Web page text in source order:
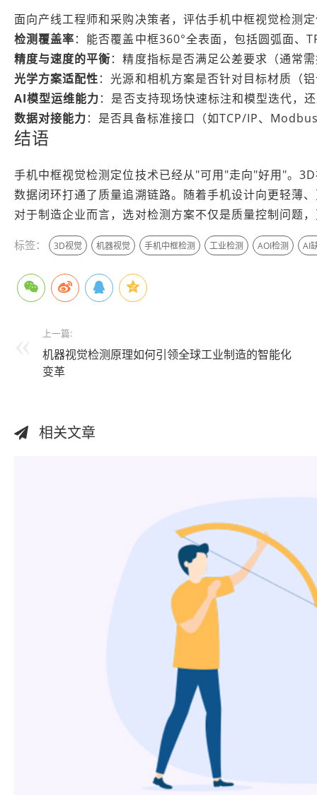
面向产线工程师和采购决策者，评估手机中框视觉检测
检测覆盖率：能否覆盖中框360°全表面，包括圆弧面、
精度与速度的平衡：精度指标是否满足公差要求（通常
光学方案适配性：光源和相机方案是否针对目标材质（
AI模型运维能力：是否支持现场快速标注和模型迭代，
数据对接能力：是否具备标准接口（如TCP/IP、
结语
手机中框视觉检测定位技术已经从"可用"走向"好用"。
数据闭环打通了质量追溯链路。随着手机设计向更轻薄
对于制造企业而言，选对检测方案不仅是质量控制问题
标签： 3D视觉 机器视觉 手机中框检测 工业检测 AOI检测 AI
上一篇:
机器视觉检测原理如何引领全球工业制造的智能化
变革
相关文章